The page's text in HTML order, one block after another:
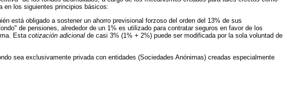
en los siguientes principios básicos:
está obligado a sostener un ahorro previsional forzoso del orden del 13% de sus
de pensiones, alrededor de un 1% es utilizado para contratar seguros en favor de los
Esta cotización adicional de casi 3% (1% + 2%) puede ser modificada por la sola voluntad de
sea exclusivamente privada con entidades (Sociedades Anónimas) creadas especialmente